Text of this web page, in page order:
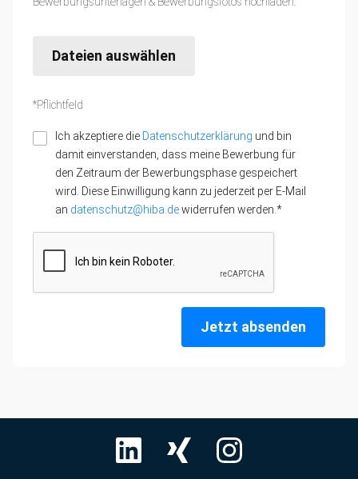
Dateien auswählen
*Pflichtfeld
Ich akzeptiere die Datenschutzerklärung und bin
damit einverstanden, dass meine Bewerbung für
den Zeitraum der Bewerbungsphase gespeichert
wird. Diese Einwilligung kann zu jederzeit per E-Mail
an datenschutz@hiba.dewiderrufen werden.*
Jetzt absenden